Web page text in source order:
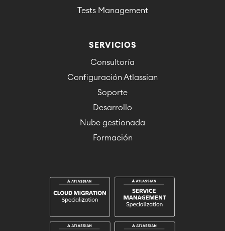
Tests Management
SERVICIOS
Consultoría
Configuración Atlassian
Soporte
Desarrollo
Nube gestionada
Formación